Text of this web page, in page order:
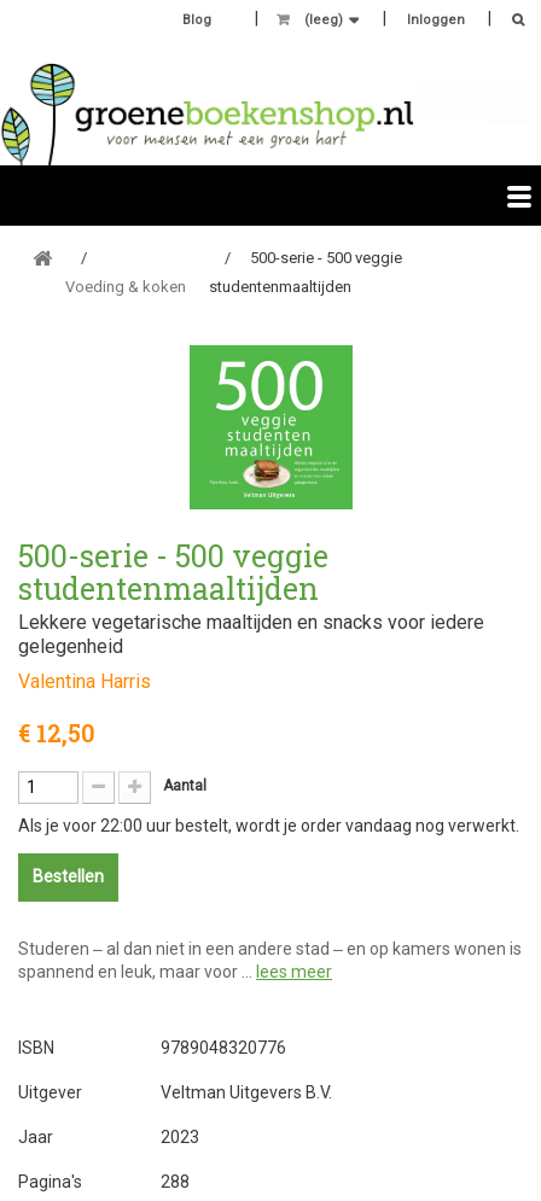
Inloggen
(leeg)
Blog
Voeding & koken
500-serie - 500 veggie
studentenmaaltijden
500-serie - 500 veggie
studentenmaaltijden
Lekkere vegetarische maaltijden en snacks voor iedere
gelegenheid
Valentina Harris
€ 12,50
Aantal
Als je voor 22:00 uur bestelt, wordt je order vandaag nog verwerkt.
Bestellen
Studeren ‒ al dan niet in een andere stad ‒ en op kamers wonen is
spannend en leuk, maar voor …
lees meer
ISBN 9789048320776
Uitgever Veltman Uitgevers B.V.
Jaar 2023
Pagina's 288